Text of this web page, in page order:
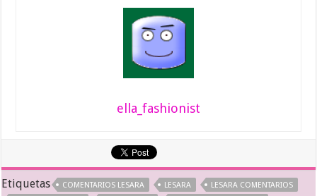
ella_fashionist
Etiquetas COMENTARIOS LESARA LESARA
LESARA COMENTARIOS